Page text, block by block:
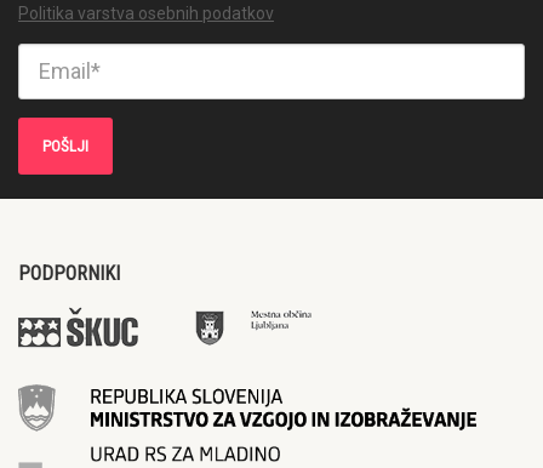
Politika varstva osebnih podatkov
PODPORNIKI